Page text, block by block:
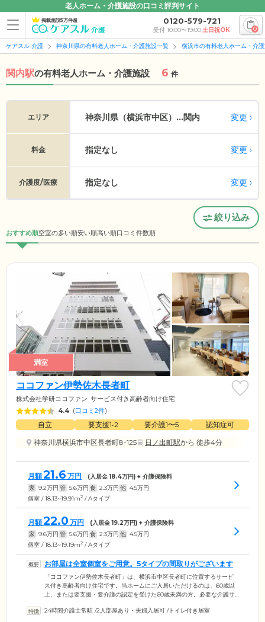
老人ホーム・介護施設の口コミ評判サイト
掲載施設5万件超 0120-579-721
受付 10:00〜19:00土日祝OK 0
ケアスル 介護 神奈川県の有料老人ホーム・介護施設一覧 横浜市の有料老人ホーム・介
関内駅の有料老人ホーム・介護施設 6 件
エリア 神奈川県（横浜市中区）...関内 変更
料金 指定なし 変更
介護度/医療 指定なし 変更
絞り込み
おすすめ順空室の多い順安い順高い順口コミ件数順
満室
ココファン伊勢佐木長者町
株式会社学研ココファン サービス付き高齢者向け住宅
4.4 (口コミ2件)
自立 要支援1•2 要介護1〜5
認知症可
神奈川県横浜市中区長者町8-125
日ノ出町駅から 徒歩4分
月額21.6 万円 (入居金18.4万円) + 介護保険料
家 9.2万円 管 5.6万円 食 2.3万円 他 4.5万円
個室 / 18.13~19.91m2 / Aタイプ
月額22.0 万円 (入居金19.2万円) + 介護保険料
家 9.6万円 管 5.6万円 食 2.3万円 他 4.5万円
個室 / 18.13~19.19m2 / Aタイプ
お部屋は全室個室をご用意。5タイプの間取りがございます
「ココファン伊勢佐木長者町」は、横浜市中区長者町に位置するサービ
ス付き高齢者向け住宅です。当ホームにご入居いただけるのは、60歳以
上、または要支援・要介護の認定を受けた60歳未満の方。必要な介護サ
なさまが日々を過ごされる建物内は、完全バリアフリー設計を採用。段
24時間介護士常駐 /2人部屋あり・夫婦入居可 /トイレ付き居室